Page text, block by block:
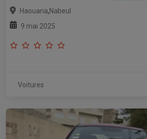
Haouaria,Nabeul
9 mai 2025
Voitures